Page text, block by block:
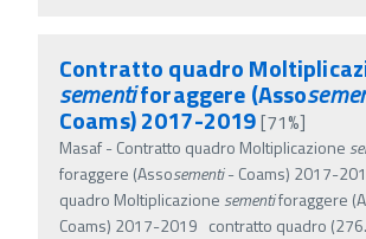
Contratto quadro
sementiforaggere (Asso
Coams) 2017-2019[71%]
Masaf - Contratto quadro Moltiplicazione
foraggere (Assosementi- Coams) 2017-
quadro Moltiplicazione sementiforaggere
Coams) 2017-2019 contratto quadro